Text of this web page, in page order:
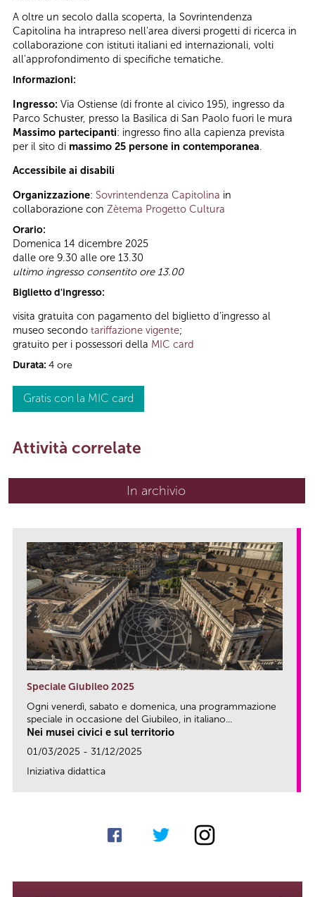
A oltre un secolo dalla scoperta, la Sovrintendenza
Capitolina ha intrapreso nell'area diversi progetti di ricerca in
collaborazione con istituti italiani ed internazionali, volti
all'approfondimento di specifiche tematiche.
Informazioni:
Ingresso: Via Ostiense (di fronte al civico 195), ingresso da
Parco Schuster, presso la Basilica di San Paolo fuori le mura
Massimo partecipanti: ingresso fino alla capienza prevista
per il sito di massimo 25 persone in contemporanea.
Accessibile ai disabili
Organizzazione: Sovrintendenza Capitolina in
collaborazione con Zètema Progetto Cultura
Orario:
Domenica 14 dicembre 2025
dalle ore 9.30 alle ore 13.30
ultimo ingresso consentito ore 13.00
Biglietto d'ingresso:
visita gratuita con pagamento del biglietto d’ingresso al
museo secondo tariffazione vigente;
gratuito per i possessori della MIC card
Durata: 4 ore
Gratis con la MIC card
Attività correlate
In archivio
Speciale Giubileo 2025
Ogni venerdì, sabato e domenica, una programmazione
speciale in occasione del Giubileo, in italiano...
Nei musei civici e sul territorio
01/03/2025 - 31/12/2025
Iniziativa didattica